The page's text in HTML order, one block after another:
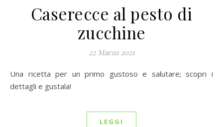
Caserecce al pesto di
zucchine
22 Marzo 2021
Una ricetta per un primo gustoso e salutare; scopri i
dettagli e gustala!
LEGGI